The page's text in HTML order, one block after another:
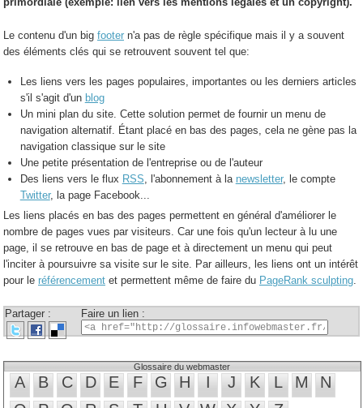
Le contenu d'un bigfooter n'a pas de règle spécifique mais il y a souvent
des éléments clés qui se retrouvent souvent tel que:
Les liens vers les pages populaires, importantes ou les derniers articles
s'il s'agit d'un blog
Un mini plan du site. Cette solution permet de fournir un menu de
navigation alternatif. Étant placé en bas des pages, cela ne gène pas la
navigation classique sur le site
Une petite présentation de l'entreprise ou de l'auteur
Des liens vers le flux RSS, l'abonnement à la newsletter, le compte
Twitter, la page Facebook...
Les liens placés en bas des pages permettent en général d'améliorer le
nombre de pages vues par visiteurs. Car une fois qu'un lecteur à lu une
page, il se retrouve en bas de page et à directement un menu qui peut
l'inciter à poursuivre sa visite sur le site. Par ailleurs, les liens ont un intérêt
pour leréférencement et permettent même de faire du PageRank sculpting.
Partager : Faire un lien :
Glossaire du webmaster
A B C D E F G H I J K L M
N